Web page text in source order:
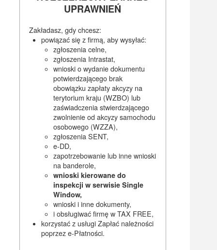
UPRAWNIEŃ
Zakładasz, gdy chcesz:
powiązać się z firmą, aby wysyłać:
zgłoszenia celne,
zgłoszenia Intrastat,
wnioski o wydanie dokumentu
potwierdzającego brak
obowiązku zapłaty akcyzy na
terytorium kraju (WZBO) lub
zaświadczenia stwierdzającego
zwolnienie od akcyzy samochodu
osobowego (WZZA),
zgłoszenia SENT,
e-DD,
zapotrzebowanie lub inne wnioski
na banderole,
wnioski kierowane do
inspekcji w serwisie Single
Window,
wnioski i inne dokumenty,
i obsługiwać firmę w TAX FREE,
korzystać z usługi Zapłać należności
poprzez e-Płatności.